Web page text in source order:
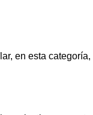
en esta